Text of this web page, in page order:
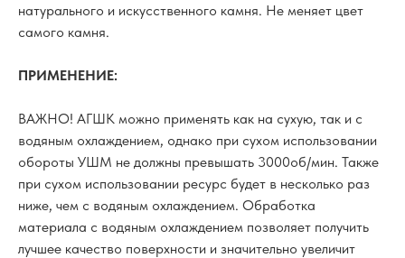
натурального и искусственного камня. Не меняет цвет
самого камня.
ПРИМЕНЕНИЕ:
ВАЖНО! АГШК можно применять как на сухую, так и с
водяным охлаждением, однако при сухом использовании
обороты УШМ не должны превышать 3000об/мин. Также
при сухом использовании ресурс будет в несколько раз
ниже, чем с водяным охлаждением. Обработка
материала с водяным охлаждением позволяет получить
лучшее качество поверхности и значительно увеличит